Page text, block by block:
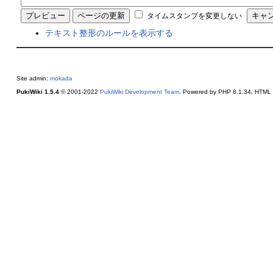
タイムスタンプを変更しない
テキスト整形のルールを表示する
Site admin: mokada
PukiWiki 1.5.4© 2001-2022 PukiWiki Development Team. Powered by PHP 8.1.34. HTML